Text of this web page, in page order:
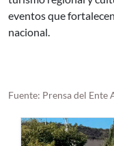
eventos que
nacional.
Fuente: Prensa del